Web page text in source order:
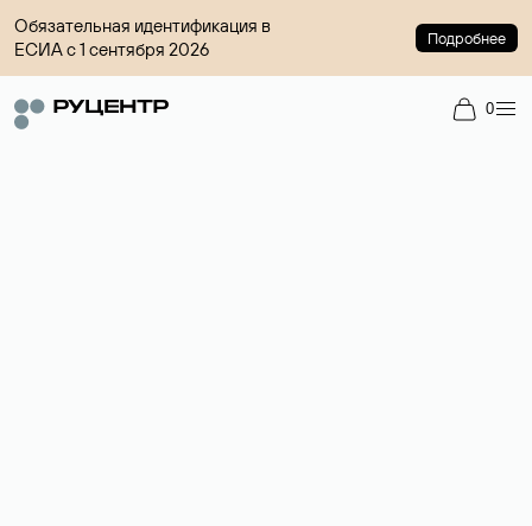
Обязательная идентификация в
ЕСИА с 1 сентября 2026
Подробнее
0